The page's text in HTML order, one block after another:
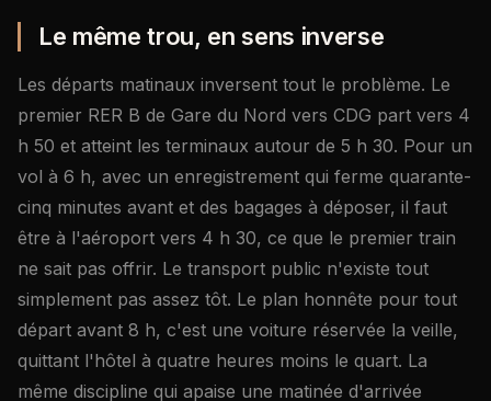
Le même trou, en sens inverse
Les départs matinaux inversent tout le problème. Le
premier RER B de Gare du Nord vers CDG part vers 4
h 50 et atteint les terminaux autour de 5 h 30. Pour un
vol à 6 h, avec un enregistrement qui ferme quarante-
cinq minutes avant et des bagages à déposer, il faut
être à l'aéroport vers 4 h 30, ce que le premier train
ne sait pas offrir. Le transport public n'existe tout
simplement pas assez tôt. Le plan honnête pour tout
départ avant 8 h, c'est une voiture réservée la veille,
quittant l'hôtel à quatre heures moins le quart. La
même discipline qui apaise une matinée d'arrivée